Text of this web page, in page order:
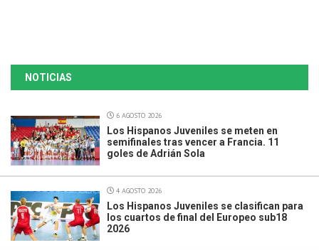
NOTICIAS
6 AGOSTO 2026
Los Hispanos Juveniles se meten en
semifinales tras vencer a Francia. 11
goles de Adrián Sola
4 AGOSTO 2026
Los Hispanos Juveniles se clasifican para
los cuartos de final del Europeo sub18
2026